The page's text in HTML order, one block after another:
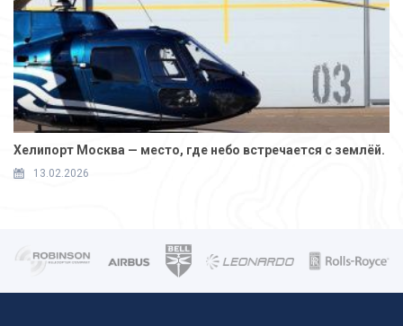
Хелипорт Москва — место, где небо встречается с землёй.
13.02.2026